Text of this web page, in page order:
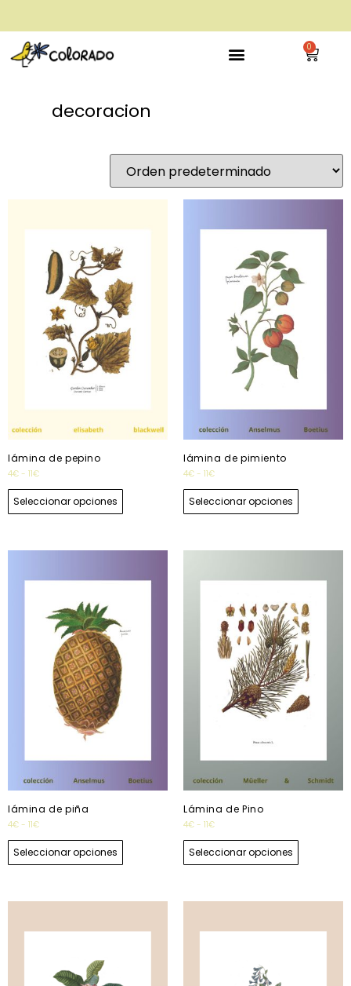
envío gratis a partir de 28€ 0
decoracion
lámina de pepino
4€ - 11€
Seleccionar opciones
lámina de pimiento
4€ - 11€
Seleccionar opciones
lámina de piña
4€ - 11€
Seleccionar opciones
Lámina de Pino
4€ - 11€
Seleccionar opciones